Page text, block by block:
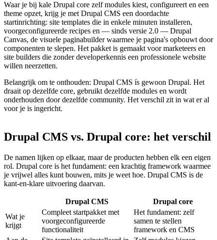
Waar je bij kale Drupal core zelf modules kiest, configureert en een
theme opzet, krijg je met Drupal CMS een doordachte
startinrichting: site templates die in enkele minuten installeren,
voorgeconfigureerde recipes en — sinds versie 2.0 — Drupal
Canvas, de visuele paginabuilder waarmee je pagina's opbouwt door
componenten te slepen. Het pakket is gemaakt voor marketeers en
site builders die zonder developerkennis een professionele website
willen neerzetten.
Belangrijk om te onthouden: Drupal CMS ís gewoon Drupal. Het
draait op dezelfde core, gebruikt dezelfde modules en wordt
onderhouden door dezelfde community. Het verschil zit in wat er al
voor je is ingericht.
Drupal CMS vs. Drupal core: het verschil
De namen lijken op elkaar, maar de producten hebben elk een eigen
rol. Drupal core is het fundament: een krachtig framework waarmee
je vrijwel alles kunt bouwen, mits je weet hoe. Drupal CMS is de
kant-en-klare uitvoering daarvan.
Drupal CMS
Drupal core
Wat je
krijgt
Compleet startpakket met
voorgeconfigureerde
functionaliteit
Het fundament: zelf
samen te stellen
framework en CMS